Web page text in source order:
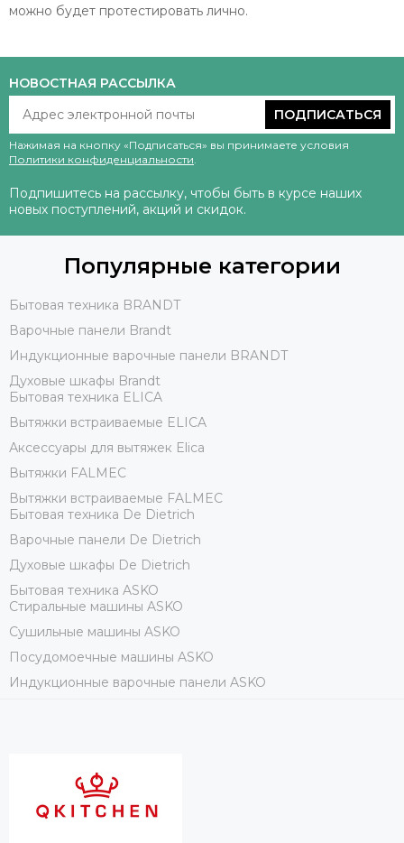
можно будет протестировать лично.
НОВОСТНАЯ РАССЫЛКА
ПОДПИСАТЬСЯ
Нажимая на кнопку «Подписаться» вы принимаете условия
Политики конфиденциальности.
Подпишитесь на рассылку, чтобы быть в курсе наших
новых поступлений, акций и скидок.
Популярные категории
Бытовая техника BRANDT
Варочные панели Brandt
Индукционные варочные панели BRANDT
Духовые шкафы Brandt
Бытовая техника ELICA
Вытяжки встраиваемые ELICA
Аксессуары для вытяжек Elica
Вытяжки FALMEC
Вытяжки встраиваемые FALMEC
Бытовая техника De Dietrich
Варочные панели De Dietrich
Духовые шкафы De Dietrich
Бытовая техника ASKO
Стиральные машины ASKO
Сушильные машины ASKO
Посудомоечные машины ASKO
Индукционные варочные панели ASKO